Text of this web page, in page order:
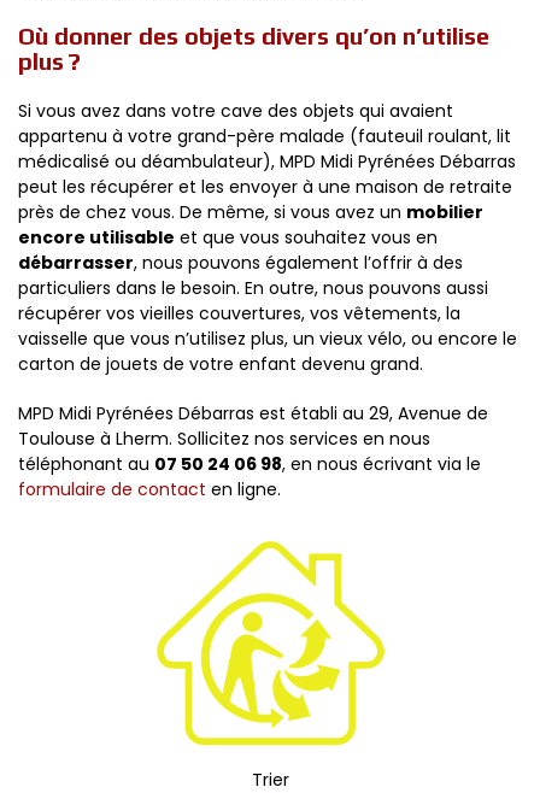
Où donner des objets divers qu’on n’utilise
plus ?
Si vous avez dans votre cave des objets qui avaient
appartenu à votre grand-père malade (fauteuil roulant, lit
médicalisé ou déambulateur), MPD Midi Pyrénées Débarras
peut les récupérer et les envoyer à une maison de retraite
près de chez vous. De même, si vous avez un mobilier
encore utilisable et que vous souhaitez vous en
débarrasser, nous pouvons également l’offrir à des
particuliers dans le besoin. En outre, nous pouvons aussi
récupérer vos vieilles couvertures, vos vêtements, la
vaisselle que vous n’utilisez plus, un vieux vélo, ou encore le
carton de jouets de votre enfant devenu grand.
MPD Midi Pyrénées Débarras est établi au 29, Avenue de
Toulouse à Lherm. Sollicitez nos services en nous
téléphonant au 07 50 24 06 98, en nous écrivant via le
formulaire de contact en ligne.
Trier